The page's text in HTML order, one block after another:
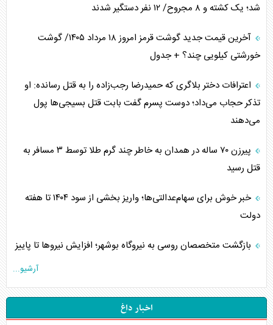
شد؛ یک کشته و ۸ مجروح/ ۱۲ نفر دستگیر شدند
آخرین قیمت جدید گوشت قرمز امروز ۱۸ مرداد ۱۴۰۵/ گوشت
خورشتی کیلویی چند؟ + جدول
اعترافات دختر بلاگری که حمیدرضا رجب‌زاده را به قتل رسانده: او
تذکر حجاب می‌داد؛ دوست پسرم گفت بابت قتل بسیجی‌ها پول
می‌دهند
پیرزن ۷۰ ساله در همدان به خاطر چند گرم طلا توسط ۳ مسافر به
قتل رسید
خبر خوش برای سهام‌عدالتی‌ها؛ واریز بخشی از سود ۱۴۰۴ تا هفته
دولت
بازگشت متخصصان روسی به نیروگاه بوشهر؛ افزایش نیروها تا پاییز
آرشیو...
اخبار داغ